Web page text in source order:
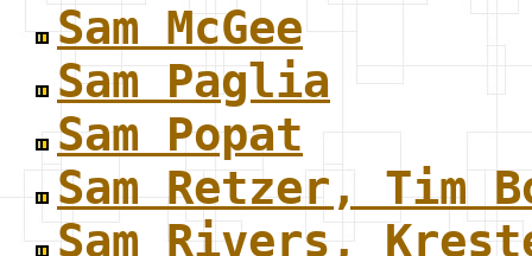
Sam McGee
Sam Paglia
Sam Popat
Sam Retzer, Tim
Sam Rivers,